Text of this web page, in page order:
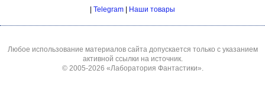
Telegram Наши товары
Любое использование материалов сайта допускается только с указанием
активной ссылки на источник.
© 2005-2026 «Лаборатория Фантастики».